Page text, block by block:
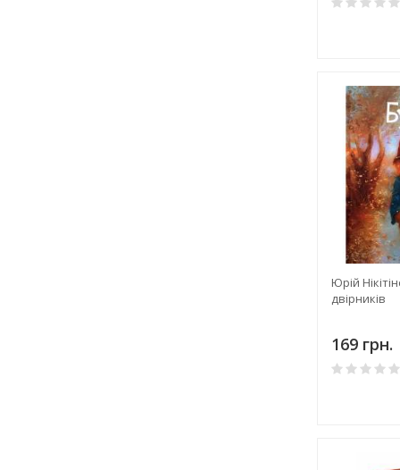
Юрій
двірників
169 грн.